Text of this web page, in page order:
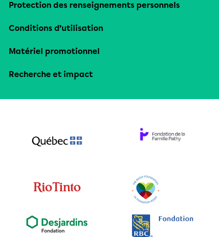
Protection des renseignements personnels
Conditions d’utilisation
Matériel promotionnel
Recherche et impact